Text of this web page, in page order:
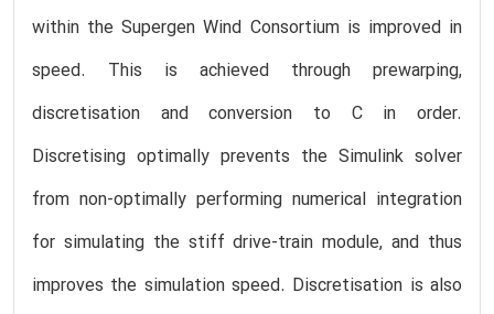
within the Supergen Wind Consortium is improved in
speed. This is achieved through prewarping,
discretisation and conversion to C in order.
Discretising optimally prevents the Simulink solver
from non-optimally performing numerical integration
for simulating the stiff drive-train module, and thus
improves the simulation speed. Discretisation is also